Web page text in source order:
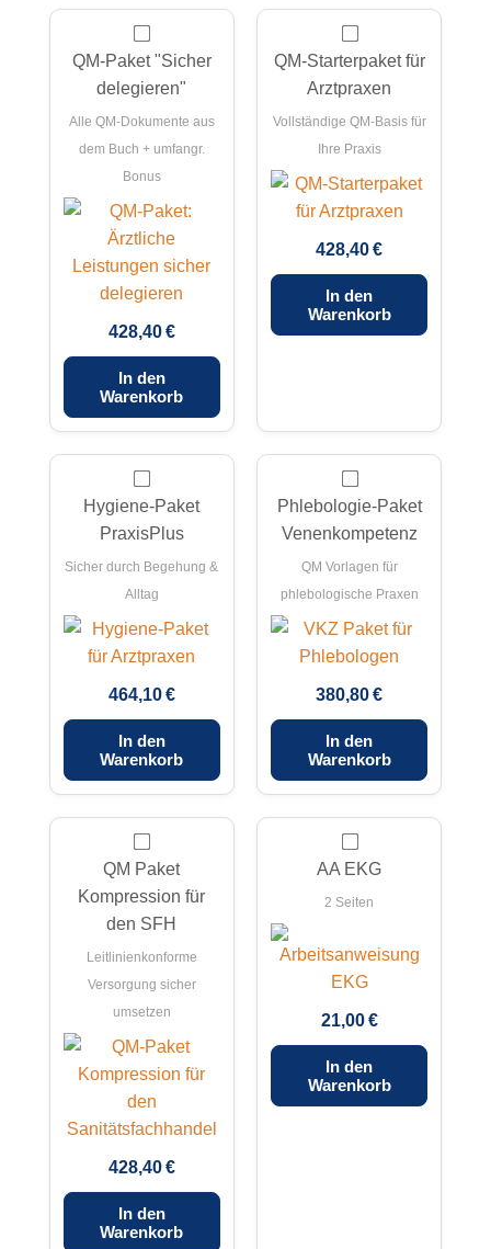
QM-Paket "Sicher
delegieren"
Alle QM-Dokumente aus
dem Buch + umfangr.
Bonus
428,40 €
In den
Warenkorb
QM-Starterpaket für
Arztpraxen
Vollständige QM-Basis für
Ihre Praxis
428,40 €
In den
Warenkorb
Hygiene-Paket
PraxisPlus
Sicher durch Begehung &
Alltag
464,10 €
In den
Warenkorb
Phlebologie-Paket
Venenkompetenz
QM Vorlagen für
phlebologische Praxen
380,80 €
In den
Warenkorb
QM Paket
Kompression für
den SFH
Leitlinienkonforme
Versorgung sicher
umsetzen
428,40 €
In den
Warenkorb
AA EKG
2 Seiten
21,00 €
In den
Warenkorb